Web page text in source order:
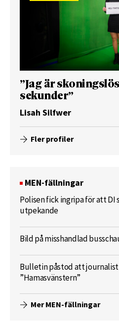
”Jag är
sekunder”
Lisah Silfwer
Fler profiler
MEN-fällningar
Polisen fick ingripa för att
utpekande
Bild på misshandlad
Bulletin påstod att journalist
”Hamasvänstern”
Mer MEN-fällningar